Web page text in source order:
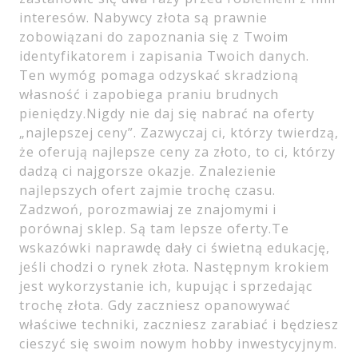
interesów. Nabywcy złota są prawnie
zobowiązani do zapoznania się z Twoim
identyfikatorem i zapisania Twoich danych.
Ten wymóg pomaga odzyskać skradzioną
własność i zapobiega praniu brudnych
pieniędzy.Nigdy nie daj się nabrać na oferty
„najlepszej ceny”. Zazwyczaj ci, którzy twierdzą,
że oferują najlepsze ceny za złoto, to ci, którzy
dadzą ci najgorsze okazje. Znalezienie
najlepszych ofert zajmie trochę czasu.
Zadzwoń, porozmawiaj ze znajomymi i
porównaj sklep. Są tam lepsze oferty.Te
wskazówki naprawdę dały ci świetną edukację,
jeśli chodzi o rynek złota. Następnym krokiem
jest wykorzystanie ich, kupując i sprzedając
trochę złota. Gdy zaczniesz opanowywać
właściwe techniki, zaczniesz zarabiać i będziesz
cieszyć się swoim nowym hobby inwestycyjnym.